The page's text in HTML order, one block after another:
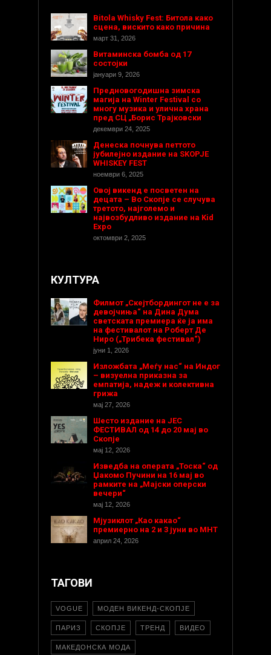
Bitola Whisky Fest: Битола како
сцена, вискито како причина
март 31, 2026
Витаминска бомба од 17
состојки
јануари 9, 2026
Предновогодишнa зимска
магија на Winter Festival со
многу музика и улична храна
пред СЦ „Борис Трајковски
декември 24, 2025
Денеска почнува петтото
јубилејно издание на SKOPJE
WHISKEY FEST
ноември 6, 2025
Овој викенд е посветен на
децата – Во Скопје се случува
третото, најголемо и
највозбудливо издание на Kid
Expo
октомври 2, 2025
КУЛТУРА
Филмот „Скејтбордингот не е за
девојчиња“ на Дина Дума
светската премиера ќе ја има
на фестивалот на Роберт Де
Ниро („Трибека фестивал“)
јуни 1, 2026
Изложбата „Меѓу нас“ на Индог
– визуелна приказна за
емпатија, надеж и колективна
грижа
мај 27, 2026
Шесто издание на ЈЕС
ФЕСТИВАЛ од 14 до 20 мај во
Скопје
мај 12, 2026
Изведба на операта „Тоска“ од
Џакомо Пучини на 16 мај во
рамките на „Мајски оперски
вечери“
мај 12, 2026
Мјузиклот „Као какао“
премиерно на 2 и 3 јуни во МНТ
април 24, 2026
ТАГОВИ
VOGUE МОДЕН ВИКЕНД-СКОПЈЕ
ПАРИЗ СКОПЈЕ ТРЕНД ВИДЕО
МАКЕДОНСКА МОДА